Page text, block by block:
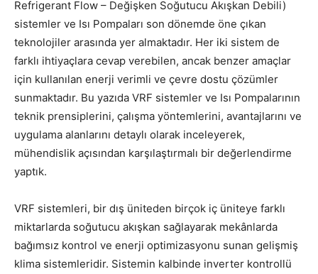
Refrigerant Flow – Değişken Soğutucu Akışkan Debili)
sistemler ve Isı Pompaları son dönemde öne çıkan
teknolojiler arasında yer almaktadır. Her iki sistem de
farklı ihtiyaçlara cevap verebilen, ancak benzer amaçlar
için kullanılan enerji verimli ve çevre dostu çözümler
sunmaktadır. Bu yazıda VRF sistemler ve Isı Pompalarının
teknik prensiplerini, çalışma yöntemlerini, avantajlarını ve
uygulama alanlarını detaylı olarak inceleyerek,
mühendislik açısından karşılaştırmalı bir değerlendirme
yaptık.
VRF sistemleri, bir dış üniteden birçok iç üniteye farklı
miktarlarda soğutucu akışkan sağlayarak mekânlarda
bağımsız kontrol ve enerji optimizasyonu sunan gelişmiş
klima sistemleridir. Sistemin kalbinde inverter kontrollü